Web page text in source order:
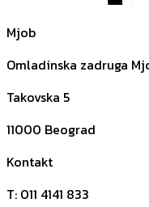
Mjob
Omladinska zadruga
Takovska 5
11000 Beograd
Kontakt
T: 011 4141 833